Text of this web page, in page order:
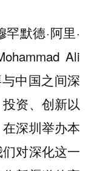
默德·阿里·
Ali
中国之间深
资、创新以
深圳举办本
对深化这一